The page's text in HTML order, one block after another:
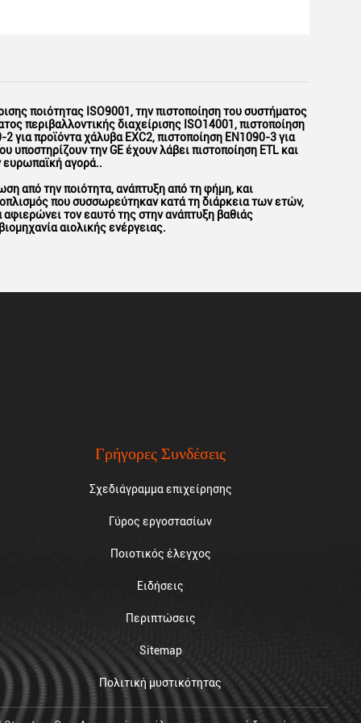
ποιότητας ISO9001, την πιστοποίηση του συστήματος
περιβαλλοντικής διαχείρισης ISO14001, πιστοποίηση
για προϊόντα χάλυβα EXC2, πιστοποίηση EN1090-3 για
την GE έχουν λάβει πιστοποίηση ETL και
ευρωπαϊκή αγορά..
από την ποιότητα, ανάπτυξη από τη φήμη, και
που συσσωρεύτηκαν κατά τη διάρκεια των ετών,
τον εαυτό της στην ανάπτυξη βαθιάς
αιολικής ενέργειας.
Γρήγορες Συνδέσεις
Σχεδιάγραμμα επιχείρησης
Γύρος εργοστασίων
Ποιοτικός έλεγχος
Ειδήσεις
Περιπτώσεις
Sitemap
Πολιτική μυστικότητας